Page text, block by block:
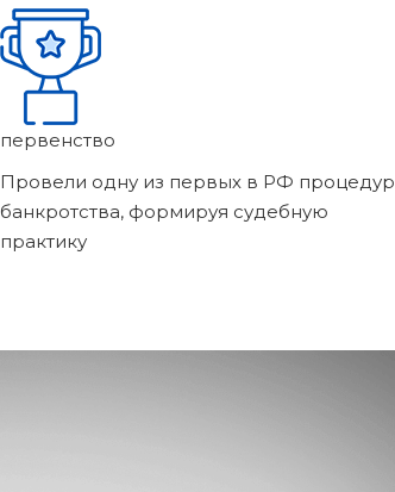
первенство
Провели одну из первых в РФ процедур
банкротства, формируя судебную
практику